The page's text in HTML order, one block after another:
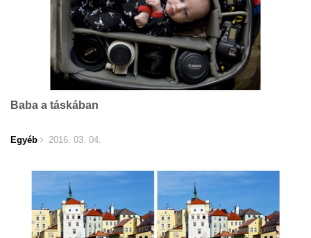
Baba a táskában
Egyéb 2016. 03. 04.